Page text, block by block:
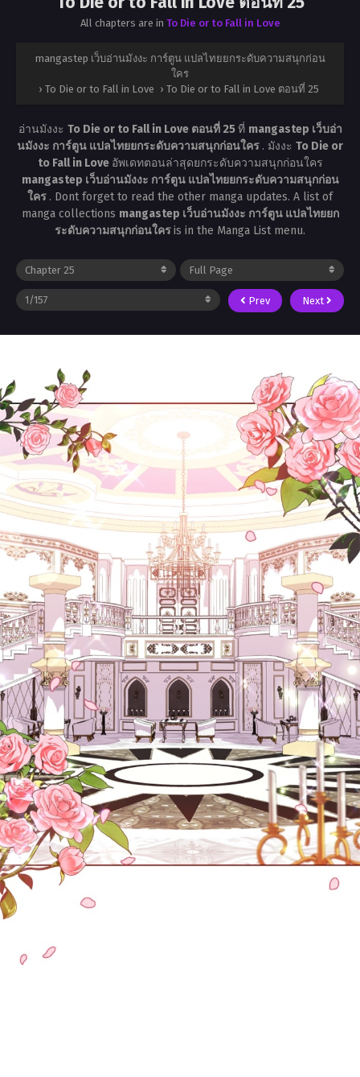
All chapters are in To Die or to Fall in Love
mangastep เว็บอ่านมังงะ การ์ตูน แปลไทยยกระดับความสนุกก่อน
ใคร
› To Die or to Fall in Love › To Die or to Fall in Love ตอนที่ 25
อ่านมังงะ To Die or to Fall in Love ตอนที่ 25ที่ mangastep เว็บอ่า
นมังงะ การ์ตูน แปลไทยยกระดับความสนุกก่อนใคร . มังงะ To Die or
to Fall in Love อัพเดทตอนล่าสุดยกระดับความสนุกก่อนใคร
mangastep เว็บอ่านมังงะ การ์ตูน แปลไทยยกระดับความสนุกก่อน
ใคร . Dont forget to read the other manga updates. A list of
manga collections mangastep เว็บอ่านมังงะ การ์ตูน แปลไทยยก
ระดับความสนุกก่อนใครis in the Manga List menu.
Prev Next